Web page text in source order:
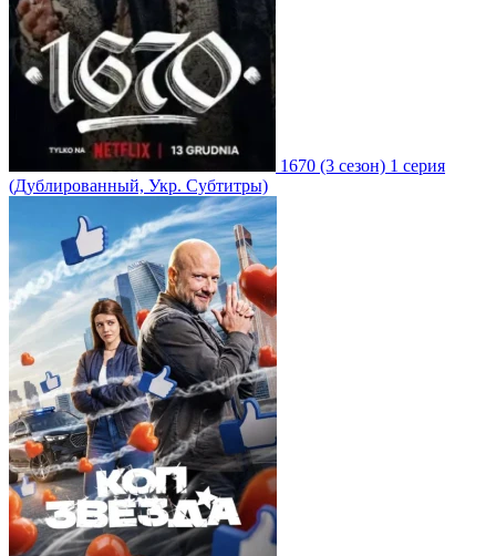
1670 (3 сезон) 1 серия
(Дублированный, Укр. Субтитры)